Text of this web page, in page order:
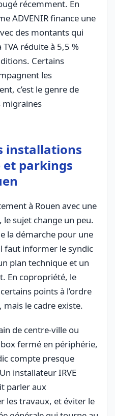
récemment. En
ADVENIR finance une
des montants qui
réduite à 5,5 %
Certains
les
c’est le genre de
migraines
installations
parkings
à Rouen avec une
sujet change un peu.
la démarche pour une
faut informer le syndic
plan technique et un
En copropriété, le
points à l’ordre
mais le cadre existe.
de centre-ville ou
fermé en périphérie,
compte presque
installateur IRVE
parler aux
les travaux, et éviter le